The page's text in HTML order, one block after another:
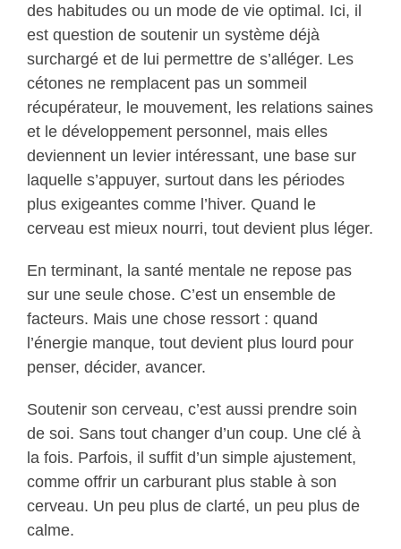
des habitudes ou un mode de vie optimal. Ici, il
est question de soutenir un système déjà
surchargé et de lui permettre de s’alléger. Les
cétones ne remplacent pas un sommeil
récupérateur, le mouvement, les relations saines
et le développement personnel, mais elles
deviennent un levier intéressant, une base sur
laquelle s’appuyer, surtout dans les périodes
plus exigeantes comme l’hiver. Quand le
cerveau est mieux nourri, tout devient plus léger.
En terminant, la santé mentale ne repose pas
sur une seule chose. C’est un ensemble de
facteurs. Mais une chose ressort : quand
l’énergie manque, tout devient plus lourd pour
penser, décider, avancer.
Soutenir son cerveau, c’est aussi prendre soin
de soi. Sans tout changer d’un coup. Une clé à
la fois. Parfois, il suffit d’un simple ajustement,
comme offrir un carburant plus stable à son
cerveau. Un peu plus de clarté, un peu plus de
calme.